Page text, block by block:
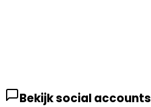
Bekijk social accounts